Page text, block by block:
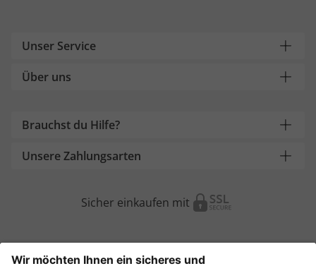
Unser Service
Über uns
Brauchst du Hilfe?
Unsere Zahlungsarten
Sicher einkaufen mit
Weitere Onlineshops